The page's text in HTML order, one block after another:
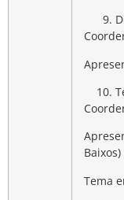
Baixos)
Tema